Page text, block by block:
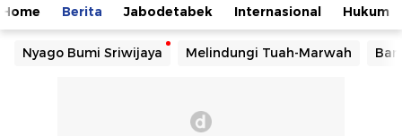
Home Berita Jabodetabek Internasional Hukum
Nyago Bumi Sriwijaya Melindungi Tuah-Marwah